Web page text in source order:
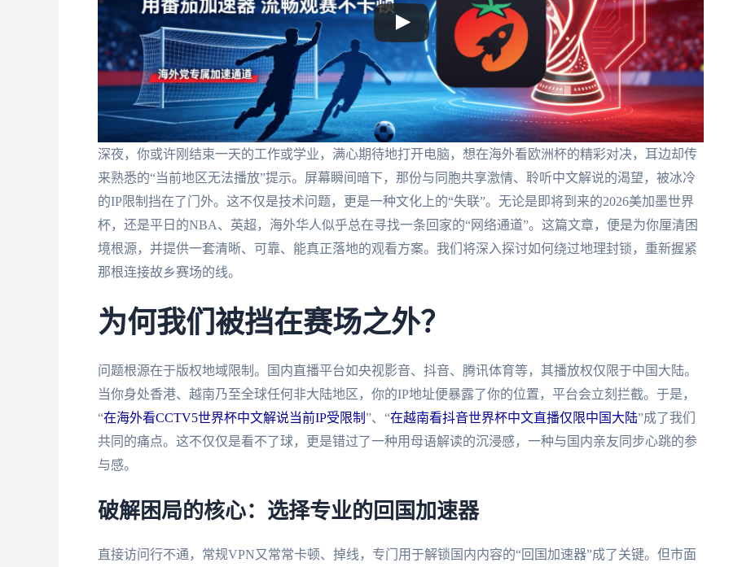
深夜，你或许刚结束一天的工作或学业，满心期待地打开电脑，想在海外看欧洲杯的精彩对决，耳边却传
来熟悉的“当前地区无法播放”提示。屏幕瞬间暗下，那份与同胞共享激情、聆听中文解说的渴望，被冰冷
的IP限制挡在了门外。这不仅是技术问题，更是一种文化上的“失联”。无论是即将到来的2026美加墨世界
杯，还是平日的NBA、英超，海外华人似乎总在寻找一条回家的“网络通道”。这篇文章，便是为你厘清困
境根源，并提供一套清晰、可靠、能真正落地的观看方案。我们将深入探讨如何绕过地理封锁，重新握紧
那根连接故乡赛场的线。
为何我们被挡在赛场之外？
问题根源在于版权地域限制。国内直播平台如央视影音、抖音、腾讯体育等，其播放权仅限于中国大陆。
当你身处香港、越南乃至全球任何非大陆地区，你的IP地址便暴露了你的位置，平台会立刻拦截。于是，
“在海外看CCTV5世界杯中文解说当前IP受限制 ”、“在越南看抖音世界杯中文直播仅限中国大陆”成了我们
共同的痛点。这不仅仅是看不了球，更是错过了一种用母语解读的沉浸感，一种与国内亲友同步心跳的参
与感。
破解困局的核心：选择专业的回国加速器
直接访问行不通，常规VPN又常常卡顿、掉线，专门用于解锁国内内容的“回国加速器”成了关键。但市面